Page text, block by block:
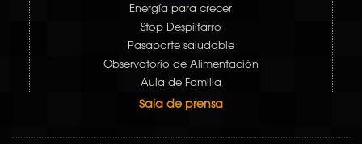
Energía para crecer
Stop Despilfarro
Pasaporte saludable
Observatorio de Alimentación
Aula de Familia
Sala de prensa